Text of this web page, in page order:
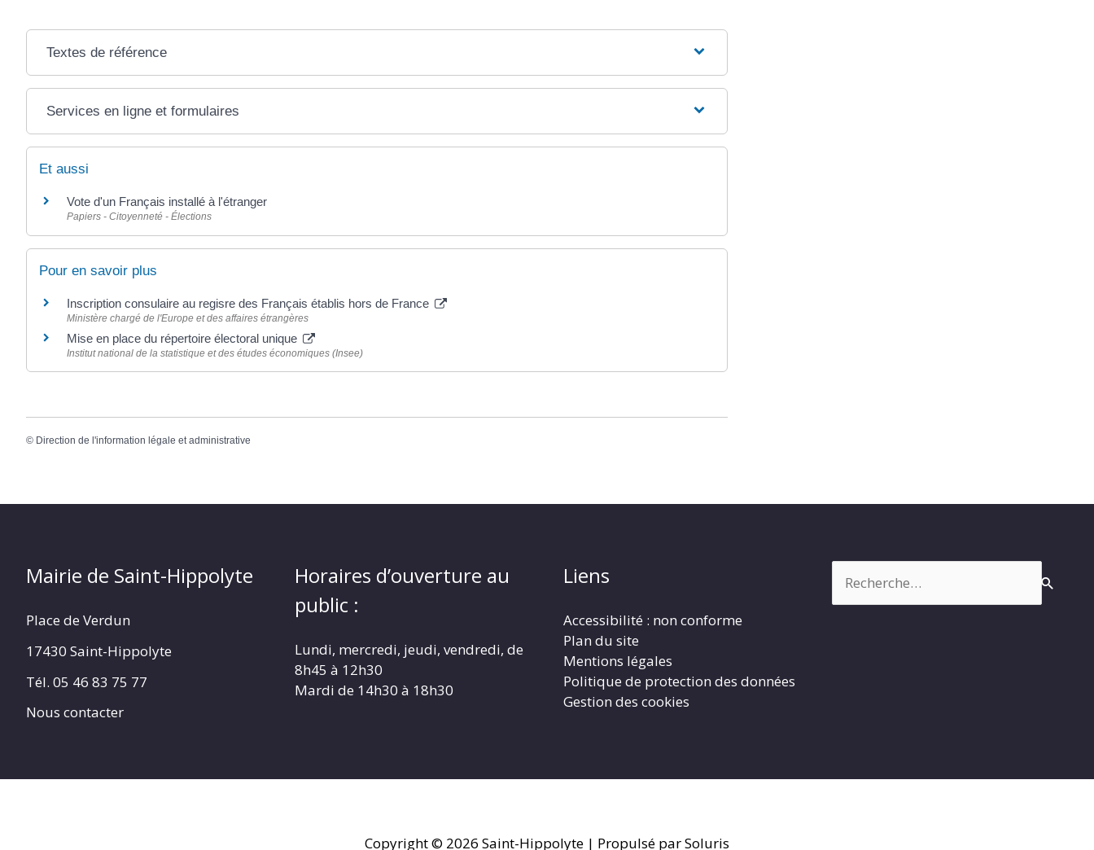
Textes de référence
Services en ligne et formulaires
Et aussi
Vote d'un Français installé à l'étranger
Papiers - Citoyenneté - Élections
Pour en savoir plus
Inscription consulaire au regisre des Français établis hors de France
Ministère chargé de l'Europe et des affaires étrangères
Mise en place du répertoire électoral unique
Institut national de la statistique et des études économiques (Insee)
© Direction de l'information légale et administrative
Mairie de Saint-Hippolyte
Place de Verdun
17430 Saint-Hippolyte
Tél. 05 46 83 75 77
Nous contacter
Horaires d’ouverture au
public :
Lundi, mercredi, jeudi, vendredi, de
8h45 à 12h30
Mardi de 14h30 à 18h30
Liens
Accessibilité : non conforme
Plan du site
Mentions légales
Politique de protection des données
Gestion des cookies
Copyright © 2026 Saint-Hippolyte | Propulsé par Soluris